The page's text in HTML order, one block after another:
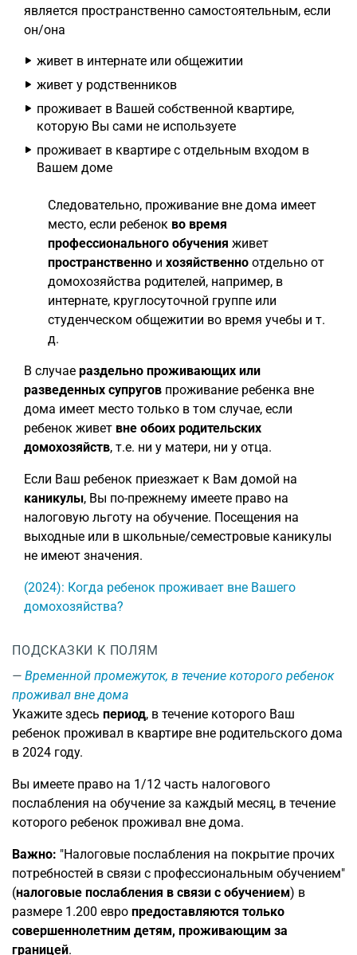
является пространственно самостоятельным, если
он/она
живет в интернате или общежитии
живет у родственников
проживает в Вашей собственной квартире,
которую Вы сами не используете
проживает в квартире с отдельным входом в
Вашем доме
Следовательно, проживание вне дома имеет
место, если ребенок во время
профессионального обучения живет
пространственно и хозяйственно отдельно от
домохозяйства родителей, например, в
интернате, круглосуточной группе или
студенческом общежитии во время учебы и т.
д.
В случае раздельно проживающих или
разведенных супругов проживание ребенка вне
дома имеет место только в том случае, если
ребенок живет вне обоих родительских
домохозяйств, т.е. ни у матери, ни у отца.
Если Ваш ребенок приезжает к Вам домой на
каникулы, Вы по-прежнему имеете право на
налоговую льготу на обучение. Посещения на
выходные или в школьные/семестровые каникулы
не имеют значения.
(2024): Когда ребенок проживает вне Вашего
домохозяйства?
ПОДСКАЗКИ К ПОЛЯМ
Временной промежуток, в течение которого ребенок
проживал вне дома
Укажите здесь период, в течение которого Ваш
ребенок проживал в квартире вне родительского дома
в 2024 году.
Вы имеете право на 1/12 часть налогового
послабления на обучение за каждый месяц, в течение
которого ребенок проживал вне дома.
Важно: "Налоговые послабления на покрытие прочих
потребностей в связи с профессиональным обучением"
(налоговые послабления в связи с обучением) в
размере 1.200 евро предоставляются только
совершеннолетним детям, проживающим за
границей.